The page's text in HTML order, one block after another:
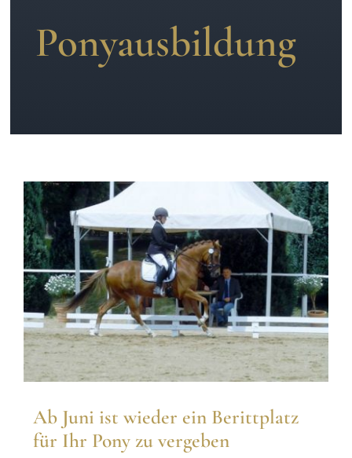
NewsPonyausbildung
Ab Juni ist wieder ein Berittplatz
für Ihr Pony zu vergeben